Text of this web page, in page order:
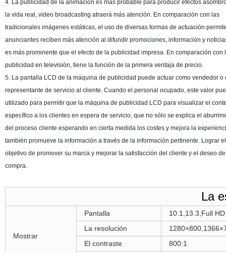
4. La publicidad de la animación es más probable para producir efectos
la vida real, video broadcasting atraerá más atención. En comparación con las
tradicionales imágenes estáticas, el uso de diversas formas de actuación
anunciantes reciben más atención al difundir promociones, información y
es más prominente que el efecto de la publicidad impresa. En comparación con
publicidad en televisión, tiene la función de la primera ventaja de precio.
5. La pantalla LCD de la máquina de publicidad puede actuar como vendedor o
representante de servicio al cliente. Cuando el personal ocupado, este valor
utilizado para permitir que la máquina de publicidad LCD para visualizar el
específico a los clientes en espera de servicio, que no sólo se explica el
del proceso cliente esperando en cierta medida los costes y mejora la
también promueve la información a través de la información pertinente. Lograr el
objetivo de promover su marca y mejorar la satisfacción del cliente y el deseo de
compra.
La
Mostrar
Pantalla
10.1,13.3,Full
La resolución
El contraste
800:1